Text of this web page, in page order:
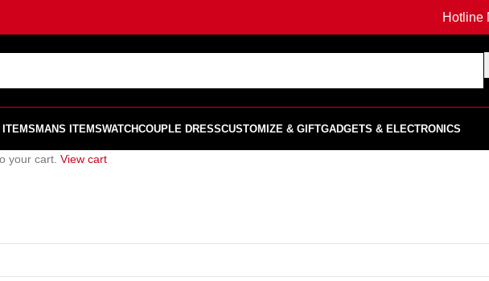
Hotline
MANS ITEMSWATCHCOUPLE DRESSCUSTOMIZE & GIFTGADGETS & ELECTRONICS
your cart. View cart